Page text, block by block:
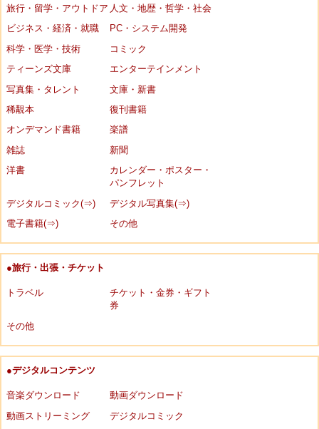
旅行・留学・アウトドア 人文・地歴・哲学・社会
ビジネス・経済・就職
PC・システム開発
科学・医学・技術
コミック
ティーンズ文庫
エンターテインメント
写真集・タレント
文庫・新書
稀覯本
復刊書籍
オンデマンド書籍
楽譜
雑誌
新聞
洋書
カレンダー・ポスター・
パンフレット
デジタルコミック(⇒)
デジタル写真集(⇒)
電子書籍(⇒)
その他
●旅行・出張・チケット
トラベル
チケット・金券・ギフト
券
その他
●デジタルコンテンツ
音楽ダウンロード
動画ダウンロード
動画ストリーミング
デジタルコミック